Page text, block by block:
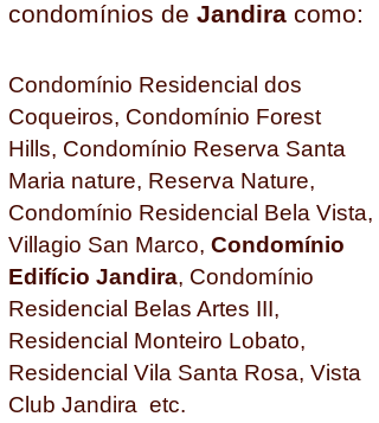
condomínios de Jandira como:
Condomínio Residencial dos
Coqueiros, Condomínio Forest
Hills, Condomínio Reserva Santa
Maria nature, Reserva Nature,
Condomínio Residencial Bela Vista,
Villagio San Marco, Condomínio
Edifício Jandira, Condomínio
Residencial Belas Artes III,
Residencial Monteiro Lobato,
Residencial Vila Santa Rosa, Vista
Club Jandira etc.